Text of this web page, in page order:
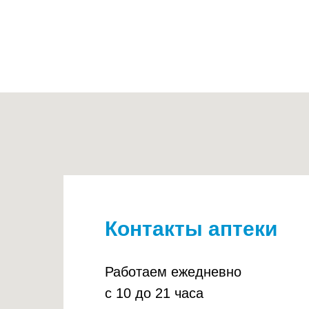
Контакты аптеки
Работаем ежедневно
с 10 до 21 часа